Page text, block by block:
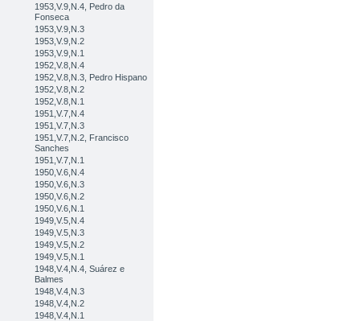
1953,V.9,N.4, Pedro da
Fonseca
1953,V.9,N.3
1953,V.9,N.2
1953,V.9,N.1
1952,V.8,N.4
1952,V.8,N.3, Pedro Hispano
1952,V.8,N.2
1952,V.8,N.1
1951,V.7,N.4
1951,V.7,N.3
1951,V.7,N.2, Francisco
Sanches
1951,V.7,N.1
1950,V.6,N.4
1950,V.6,N.3
1950,V.6,N.2
1950,V.6,N.1
1949,V.5,N.4
1949,V.5,N.3
1949,V.5,N.2
1949,V.5,N.1
1948,V.4,N.4, Suárez e
Balmes
1948,V.4,N.3
1948,V.4,N.2
1948,V.4,N.1